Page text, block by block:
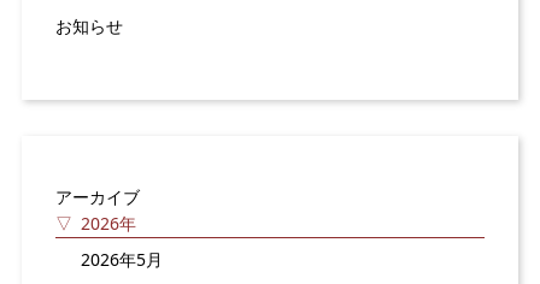
お知らせ
アーカイブ
2026年
2026年5月